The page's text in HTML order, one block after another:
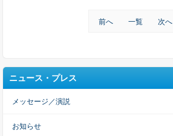
前へ 一覧 次へ
ニュース・プレス
メッセージ／演説
お知らせ